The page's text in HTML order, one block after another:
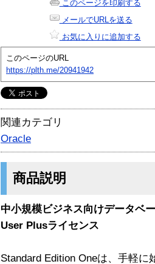
このページを印刷する
メールでURLを送る
お気に入りに追加する
このページのURL
https://plth.me/20941942
関連カテゴリ
Oracle
商品説明
中小規模ビジネス向けデータベ
User Plusライセンス
Standard Edition Oneは、手軽に